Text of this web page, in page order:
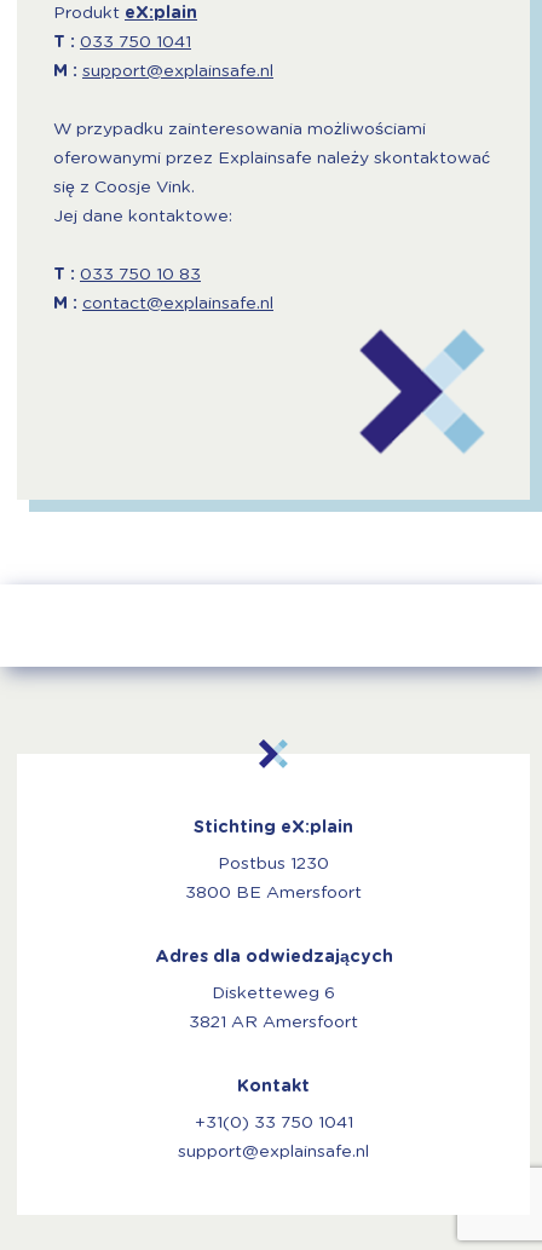
Produkt eX:plain
T : 033 750 1041
M : support@explainsafe.nl
W przypadku zainteresowania możliwościami
oferowanymi przez Explainsafe należy skontaktować
się z Coosje Vink.
Jej dane kontaktowe:
T : 033 750 10 83
M : contact@explainsafe.nl
Stichting eX:plain
Postbus 1230
3800 BE Amersfoort
Adres dla odwiedzających
Disketteweg 6
3821 AR Amersfoort
Kontakt
+31(0) 33 750 1041
support@explainsafe.nl